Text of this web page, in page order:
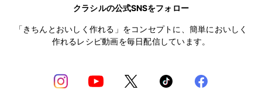
クラシルの公式SNSをフォロー
「きちんとおいしく作れる」をコンセプトに、簡単においしく
作れるレシピ動画を毎日配信しています。